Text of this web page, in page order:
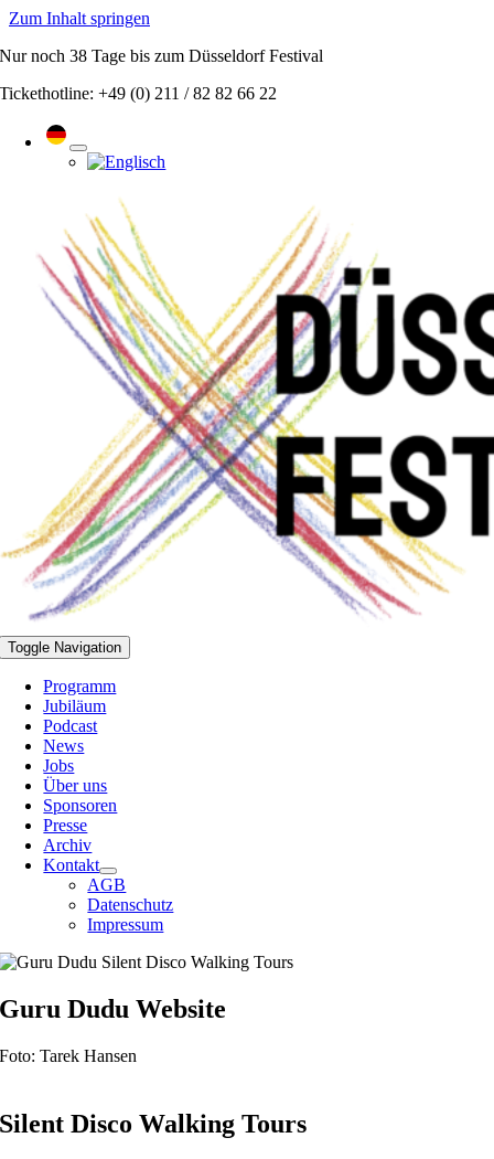
Zum Inhalt springen
Nur noch38 Tagebis zum Düsseldorf Festival
Tickethotline: +49 (0) 211 / 82 82 66 22
Toggle Navigation
Programm
Jubiläum
Podcast
News
Jobs
Über uns
Sponsoren
Presse
Archiv
Kontakt
AGB
Datenschutz
Impressum
Guru Dudu Website
Foto: Tarek Hansen
Silent Disco Walking Tours